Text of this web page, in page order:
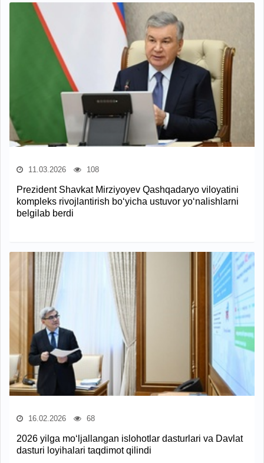
11.03.2026 108
Prezident Shavkat Mirziyoyev Qashqadaryo viloyatini
kompleks rivojlantirish bo‘yicha ustuvor yo‘nalishlarni
belgilab berdi
16.02.2026 68
2026 yilga mo‘ljallangan islohotlar dasturlari va Davlat
dasturi loyihalari taqdimot qilindi